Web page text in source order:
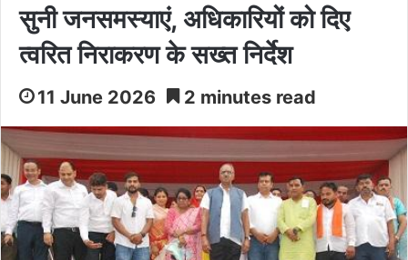
सुनी जनसमस्याएं, अधिकारियों को दिए
त्वरित निराकरण के सख्त निर्देश
11 June 2026 2 minutes read